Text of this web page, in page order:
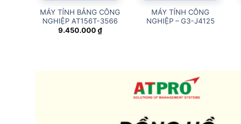
MÁY TÍNH BẢNG CÔNG
NGHIỆP AT156T-3566
9.450.000₫
MÁY TÍNH CÔNG
NGHIỆP – G3-J4125